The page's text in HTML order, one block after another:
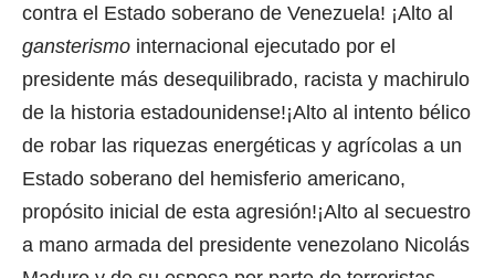
contra el Estado soberano de Venezuela! ¡Alto al
gansterismo internacional ejecutado por el
presidente más desequilibrado, racista y machirulo
de la historia estadounidense!¡Alto al intento bélico
de robar las riquezas energéticas y agrícolas a un
Estado soberano del hemisferio americano,
propósito inicial de esta agresión!¡Alto al secuestro
a mano armada del presidente venezolano Nicolás